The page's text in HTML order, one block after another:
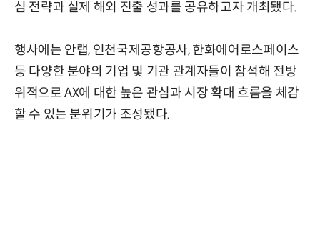
심 전략과 실제 해외 진출 성과를 공유하고자 개최됐다.
행사에는 안랩, 인천국제공항공사, 한화에어로스페이스
등 다양한 분야의 기업 및 기관 관계자들이 참석해 전방
위적으로 AX에 대한 높은 관심과 시장 확대 흐름을 체감
할 수 있는 분위기가 조성됐다.